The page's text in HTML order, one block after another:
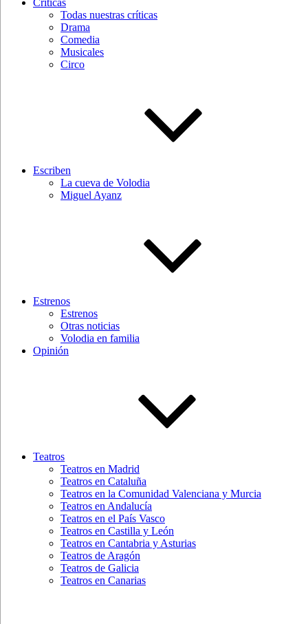
Críticas
Todas nuestras críticas
Drama
Comedia
Musicales
Circo
Escriben
La cueva de Volodia
Miguel Ayanz
Estrenos
Estrenos
Otras noticias
Volodia en familia
Opinión
Teatros
Teatros en Madrid
Teatros en Cataluña
Teatros en la Comunidad Valenciana y Murcia
Teatros en Andalucía
Teatros en el País Vasco
Teatros en Castilla y León
Teatros en Cantabria y Asturias
Teatros de Aragón
Teatros de Galicia
Teatros en Canarias